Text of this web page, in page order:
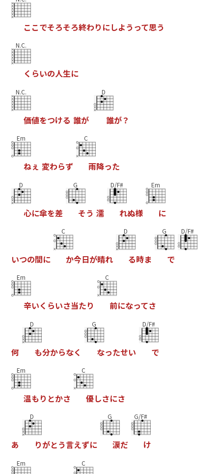
こ こでそろそろ終わり にしよう って思う
N.C.
く らいの人生に
N.C.
価値をつける 誰が
D
誰が？
Em
ねぇ 変わらず
C
雨降った
D
心に傘を差
G
そう 濡
D/F#
れぬ様
Em
に
いつの間に
C
か今日が晴れ
D
る時ま
G
で
D/F#
Em
辛いく らいさ当たり
C
前になってさ
何
D
も分からなく
G
なったせい
D/F#
で
Em
温もり とかさ
C
優しさにさ
あ
D
りがとう言えずに
G
涙だ
G/F#
け
Em C